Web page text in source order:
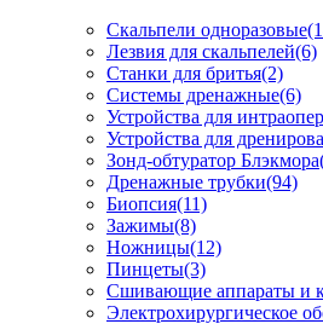
Скальпели одноразовые
Лезвия для скальпелей(6)
Станки для бритья(2)
Системы дренажные(6)
Устройства для
Устройства для
Зонд-обтуратор Блэкмора
Дренажные трубки(94)
Биопсия(11)
Зажимы(8)
Ножницы(12)
Пинцеты(3)
Сшивающие аппараты и
Электрохирургическое